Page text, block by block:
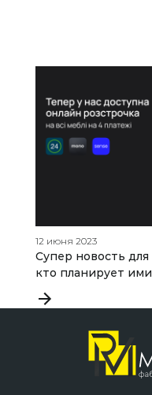
12 июня 2023
Супер новость
кто планирует ими